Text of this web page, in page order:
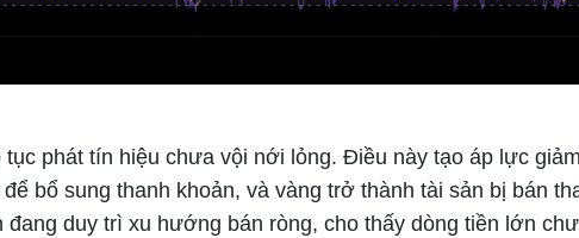
phát tín hiệu chưa vội nới lỏng. Điều này tạo áp lực
bổ sung thanh khoản, và vàng trở thành tài sản bị bán
đang duy trì xu hướng bán ròng, cho thấy dòng tiền lớn